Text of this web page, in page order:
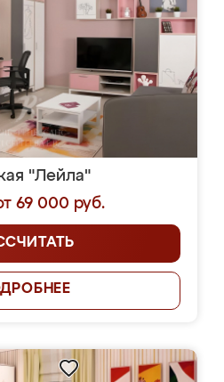
"Лейла"
69 000 руб.